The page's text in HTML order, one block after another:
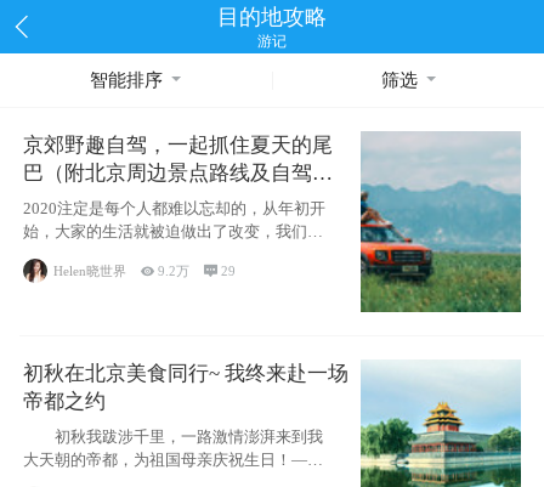
目的地攻略
游记
智能排序 筛选
京郊野趣自驾，一起抓住夏天的尾
巴（附北京周边景点路线及自驾攻
略）
2020注定是每个人都难以忘却的，从年初开
始，大家的生活就被迫做出了改变，我们也
不例外。本来双双辞职是为
Helen晓世界 9.2万 29
初秋在北京美食同行~ 我终来赴一场
帝都之约
初秋我跋涉千里，一路激情澎湃来到我
大天朝的帝都，为祖国母亲庆祝生日！——